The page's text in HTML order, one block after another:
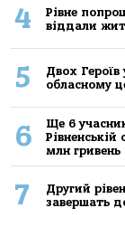
4
Рівне
віддали
5
Двох Героїв
обласному
6
Ще 6
млн гривень
7
Другий
завершать